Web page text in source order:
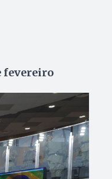
fevereiro